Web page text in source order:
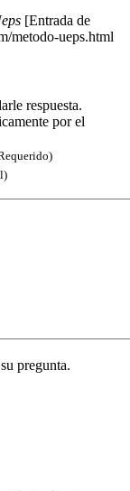
[Entrada de
metodo-ueps.html
respuesta.
por el
pregunta.